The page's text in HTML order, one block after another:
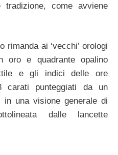
come avviene
rimanda ai ‘vecchi’ orologi
oro e quadrante opalino
e gli indici delle ore
punteggiati da un
una visione generale di
dalle lancette